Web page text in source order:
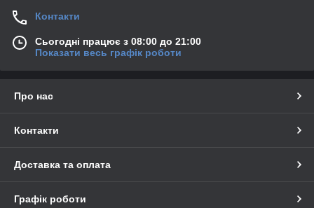
Контакти
Сьогодні працює з 08:00 до 21:00
Показати весь графік роботи
Про нас
Контакти
Доставка та оплата
Графік роботи